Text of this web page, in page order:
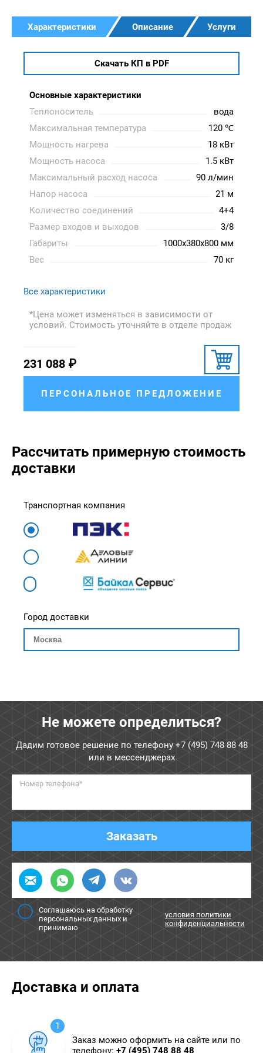
Характеристики Описание Услуги
Скачать КП в PDF
Основные характеристики
Теплоноситель
вода
Максимальная температура
120 ℃
Мощность нагрева
18 кВт
Мощность насоса
1.5 кВт
Максимальный расход насоса
90 л/мин
Напор насоса
21 м
Количество соединений
4+4
Размер входов и выходов
3/8
Габариты
1000x380x800 мм
Вес
70 кг
Все характеристики
*Цена может изменяться в зависимости от
условий. Стоимость уточняйте в отделе продаж
231 088 ₽
ПЕРСОНАЛЬНОЕ ПРЕДЛОЖЕНИЕ
Рассчитать примерную стоимость
доставки
Транспортная компания
Город доставки
Не можете определиться?
Дадим готовое решение по телефону +7 (495) 748 88 48
или в мессенджерах
Номер телефона*
Заказать
Соглашаюсь на обработку
персональных данных и
принимаю
условия политики
конфиденциальности
Доставка и оплата
1
Заказ можно оформить на сайте или по
телефону: +7 (495) 748 88 48